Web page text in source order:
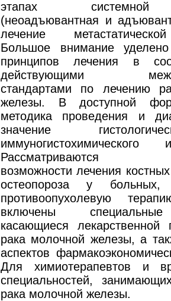
этапах системной
(неоадъювантная и
лечение
Большое внимание
принципов лечения в
действующими
стандартами по лечению
железы. В доступной
методика проведения и
значение
иммуногистохимического
Рассматриваются
возможности лечения
остеопороза у больных,
противоопухолевую
включены
касающиеся лекарственной
рака молочной железы, а
аспектов
Для химиотерапевтов и
специальностей,
рака молочной железы.